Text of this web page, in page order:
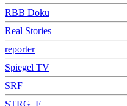
RBB Doku
Real Stories
reporter
Spiegel TV
SRF
STRG_F